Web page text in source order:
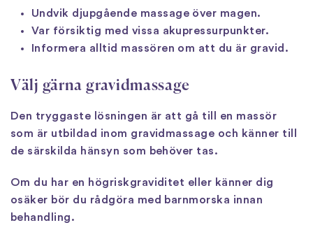
Undvik djupgående massage över magen.
Var försiktig med vissa akupressurpunkter.
Informera alltid massören om att du är gravid.
Välj gärna gravidmassage
Den tryggaste lösningen är att gå till en massör
som är utbildad inom gravidmassage och känner till
de särskilda hänsyn som behöver tas.
Om du har en högriskgraviditet eller känner dig
osäker bör du rådgöra med barnmorska innan
behandling.